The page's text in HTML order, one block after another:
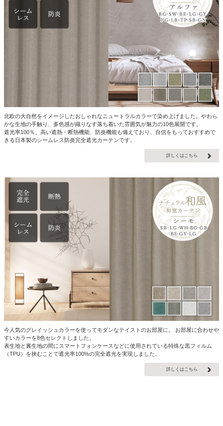
北欧の大自然をイメージしたおしゃれなニュートラルカラーで染め上げました。やわら
かな生地の手触り、多色感が織りなす落ち着いた雰囲気が魅力の10色展開です。
遮光率100％、高い遮熱・断熱機能、防炎機能も備えており、自信をもっておすすめで
きる日本製のシームレス防炎完全遮光カーテンです。
詳しくはこちら
今人気のグレイッシュカラーを使ってモダンなテイストのお部屋に。 お部屋に合わせや
すいカラーを8色セレクトしました。
表生地と裏生地の間にスマートフォンケースなどに使用されている特殊な黒フィルム
（TPU）を挟むことで遮光率100%の完全遮光を実現しました。
詳しくはこちら